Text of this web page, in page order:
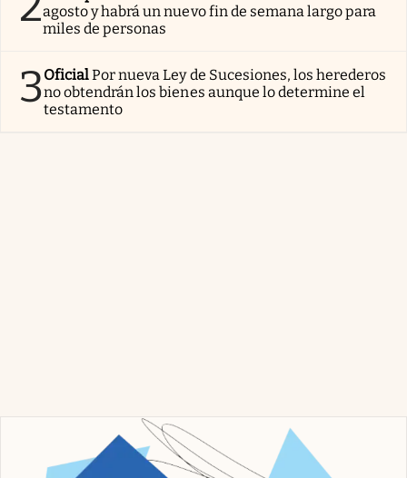
agosto y habrá un nuevo fin de semana largo para
miles de personas
3OficialPor nueva Ley de Sucesiones, los herederos
no obtendrán los bienes aunque lo determine el
testamento